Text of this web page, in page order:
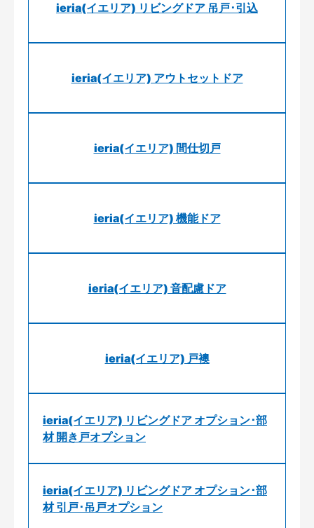
ieria(イエリア) リビングドア 吊戸･引込
ieria(イエリア) アウトセットドア
ieria(イエリア) 間仕切戸
ieria(イエリア) 機能ドア
ieria(イエリア) 音配慮ドア
ieria(イエリア) 戸襖
ieria(イエリア) リビングドア オプション･部
材 開き戸オプション
ieria(イエリア) リビングドア オプション･部
材 引戸･吊戸オプション